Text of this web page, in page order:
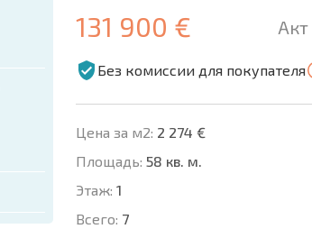
131 900 € Акт
Без комиссии для покупателя
Цена за м2: 2 274 €
Площадь: 58 кв. м.
Этаж: 1
Всего: 7